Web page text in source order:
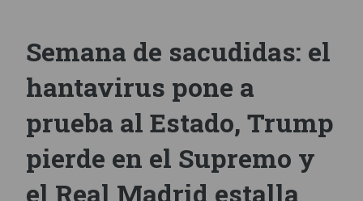
Semana de sacudidas: el
hantavirus pone a
prueba al Estado, Trump
pierde en el Supremo y
el Real Madrid estalla